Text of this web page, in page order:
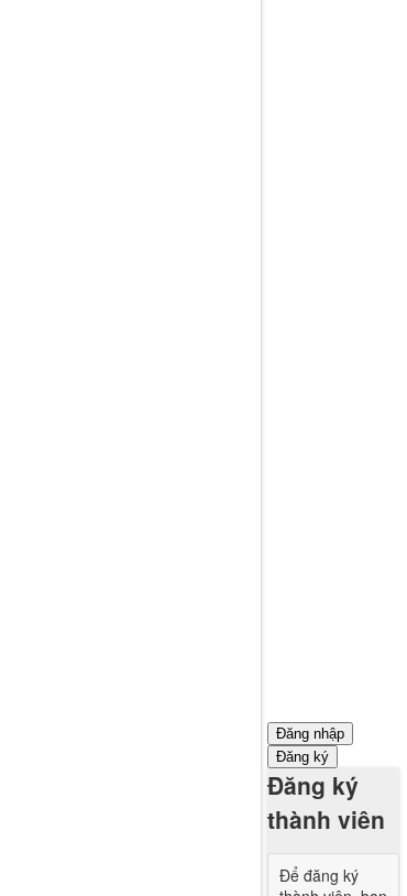
Đăng nhập
Đăng ký
Đăng ký
thành viên
Để đăng ký